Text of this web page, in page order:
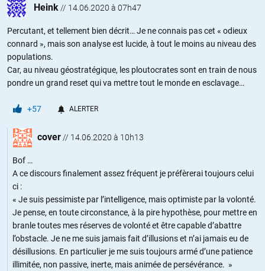
Heink // 14.06.2020 à 07h47
Percutant, et tellement bien décrit… Je ne connais pas cet « odieux
connard », mais son analyse est lucide, à tout le moins au niveau des
populations.
Car, au niveau géostratégique, les ploutocrates sont en train de nous
pondre un grand reset qui va mettre tout le monde en esclavage…
+57 ALERTER
cover // 14.06.2020 à 10h13
Bof …
A ce discours finalement assez fréquent je préfèrerai toujours celui
ci :
« Je suis pessimiste par l’intelligence, mais optimiste par la volonté.
Je pense, en toute circonstance, à la pire hypothèse, pour mettre en
branle toutes mes réserves de volonté et être capable d’abattre
l’obstacle. Je ne me suis jamais fait d’illusions et n’ai jamais eu de
désillusions. En particulier je me suis toujours armé d’une patience
illimitée, non passive, inerte, mais animée de persévérance. »